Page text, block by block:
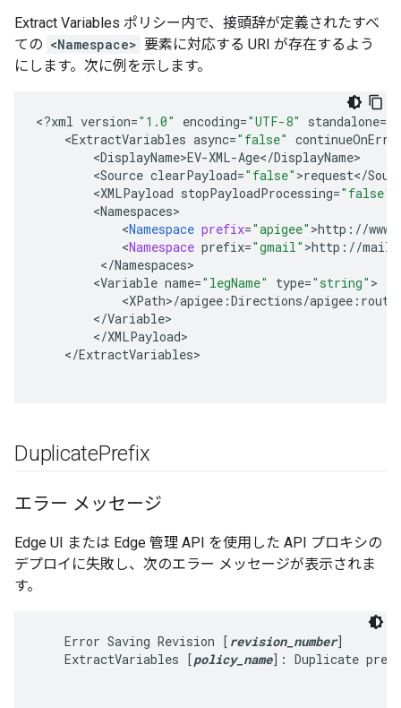
Extract Variables ポリシー内で、接頭辞が定義されたすべ
ての <Namespace> 要素に対応する URI が存在するよう
にします。次に例を示します。
<?xml version="1.0" encoding="UTF-8" standalone=
<ExtractVariables async="false"
<DisplayName>EV-XML-Age</DisplayName
<Source clearPayload="false" >request</
<XMLPayload stopPayloadProcessing="false"
<Namespaces
<Namespace prefix="apigee" >http : //www
<Namespace prefix="gmail" >http : //mail
</Namespaces
<Variable name="legName" type="string"
<XPath>/apigee :Directions/apigee : route
</Variable
</XMLPayload
</ExtractVariables
DuplicatePrefix
エラー メッセージ
Edge UI または Edge 管理 API を使用した API プロキシの
デプロイに失敗し、次のエラー メッセージが表示されま
す。
    Error Saving Revision [
revision_number]
    ExtractVariables [
policy_name]: Duplicate